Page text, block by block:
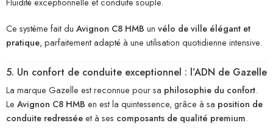
Ce système fait du Avignon C8 HMB un vélo de ville élégant et
pratique, parfaitement adapté à une utilisation quotidienne intensive.
5. Un confort de conduite exceptionnel : l’ADN de Gazelle
La marque Gazelle est reconnue pour sa philosophie du confort.
Le Avignon C8 HMB en est la quintessence, grâce à sa position de
conduite redresséeet à ses composants de qualité premium.